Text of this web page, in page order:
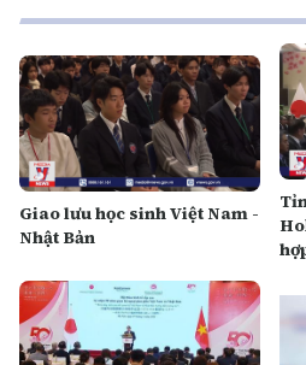
Giao lưu học sinh Việt Nam -
Nhật Bản